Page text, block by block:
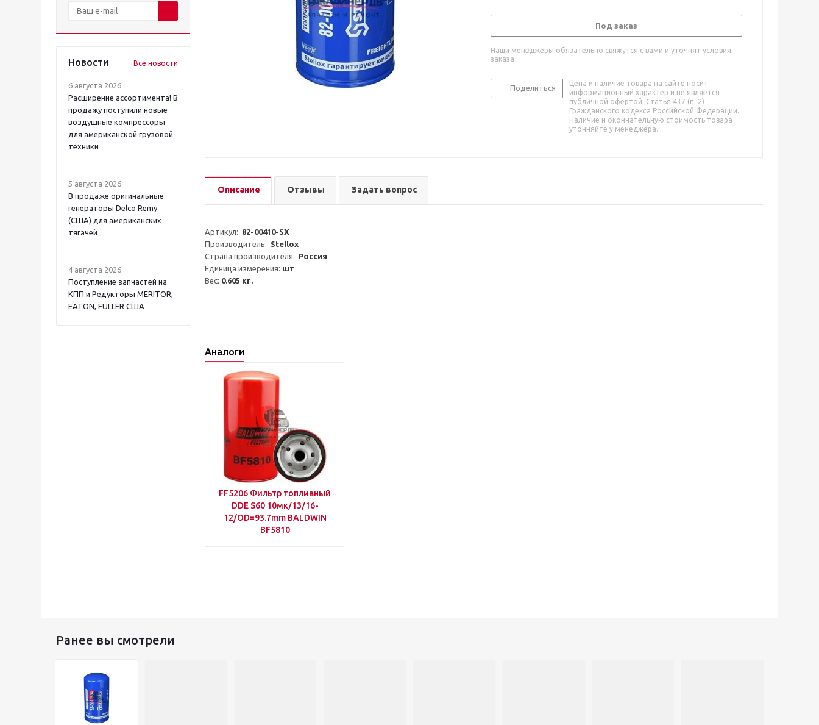
Новости Все новости
6 августа 2026
Расширение ассортимента! В
продажу поступили новые
воздушные компрессоры
для американской грузовой
техники
5 августа 2026
В продаже оригинальные
генераторы Delco Remy
(США) для американских
тягачей
4 августа 2026
Поступление запчастей на
КПП и Редукторы MERITOR,
EATON, FULLER США
Под заказ
Наши менеджеры обязательно свяжутся с вами и уточнят условия
заказа
Поделиться
Цена и наличие товара на сайте носит
информационный характер и не является
публичной офертой. Статья 437 (п. 2)
Гражданского кодекса Российской Федерации.
Наличие и окончательную стоимость товара
уточняйте у менеджера.
Описание Отзывы Задать вопрос
Артикул: 82-00410-SX
Производитель: Stellox
Страна производителя: Россия
Единица измерения: шт
Вес: 0.605 кг.
Аналоги
FF5206 Фильтр топливный
DDE S60 10мк/13/16-
12/OD=93.7mm BALDWIN
BF5810
Ранее вы смотрели